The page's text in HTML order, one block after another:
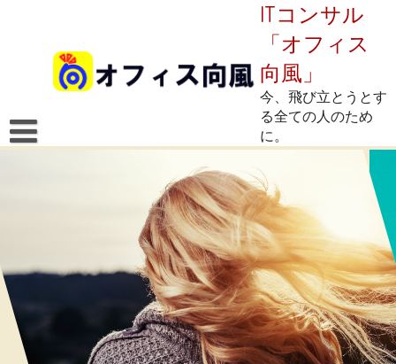
ITコンサル
「オフィス
向風」
今、飛び立とうとす
る全ての人のため
に。
about us